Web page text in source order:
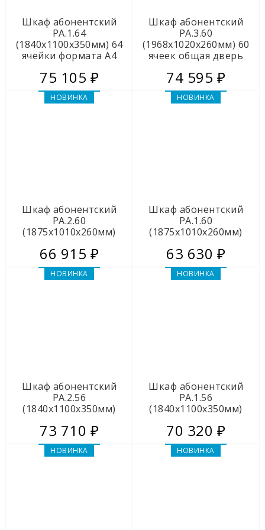
Мебель из ЛДСП
Скамейки гардеробные
Металлические кровати
нержавеющей стали
Садово-парковая мебель
Шкаф абонентский
РА.1.64
(1840х1100х350мм) 64
ячейки формата А4
75 105 ₽
Шкаф абонентский
РА.3.60
(1968х1020х260мм) 60
ячеек общая дверь
74 595 ₽
Шкаф абонентский
РА.2.60
(1875х1010х260мм)
66 915 ₽
НОВИНКА
Шкаф абонентский
РА.1.60
(1875х1010х260мм)
63 630 ₽
НОВИНКА
Шкаф абонентский
РА.2.56
(1840х1100х350мм)
73 710 ₽
НОВИНКА
Шкаф абонентский
РА.1.56
(1840х1100х350мм)
70 320 ₽
НОВИНКА
НОВИНКА НОВИНКА